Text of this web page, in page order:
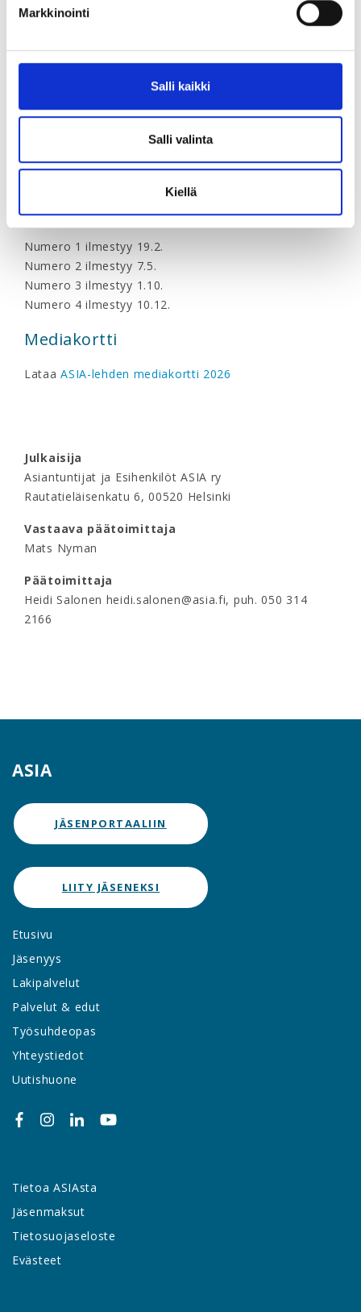
Markkinointi
Salli kaikki
Salli valinta
Kiellä
ASIA-lehti
Asiantuntijat ja Esihenkilöt ASIA ry:n on oma
jäsenlehti. ASIA-lehti seuraa työelämän ja
Ilmestymisaikataulu 2026
Numero 1 ilmestyy 19.2.
Numero 2 ilmestyy 7.5.
Numero 3 ilmestyy 1.10.
Numero 4 ilmestyy 10.12.
Mediakortti
LataaASIA-lehden mediakortti 2026
Julkaisija
Asiantuntijat ja Esihenkilöt ASIA ry
Rautatieläisenkatu 6, 00520 Helsinki
Vastaava päätoimittaja
Mats Nyman
Päätoimittaja
Heidi Salonen heidi.salonen@asia.fi, puh. 050 314
2166
ASIA
JÄSENPORTAALIIN
LIITY JÄSENEKSI
Etusivu
Jäsenyys
Lakipalvelut
Palvelut & edut
Työsuhdeopas
Yhteystiedot
Uutishuone
Tietoa ASIAsta
Jäsenmaksut
Tietosuojaseloste
Evästeet